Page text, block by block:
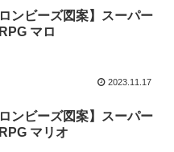
ロンビーズ図案】スーパー
マロ
2023.11.17
ロンビーズ図案】スーパー
マリオ